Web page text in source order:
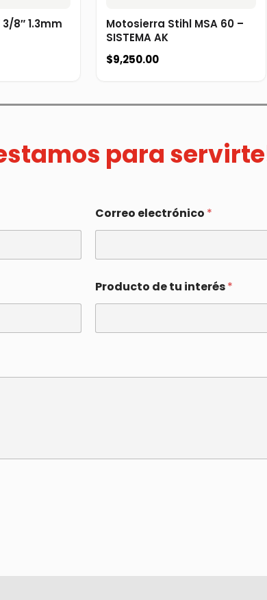
8″ 1.3mm
Motosierra Stihl MSA 60 –
SISTEMA AK
$9,250.00
para
Correo electrónico *
Producto de tu interés*